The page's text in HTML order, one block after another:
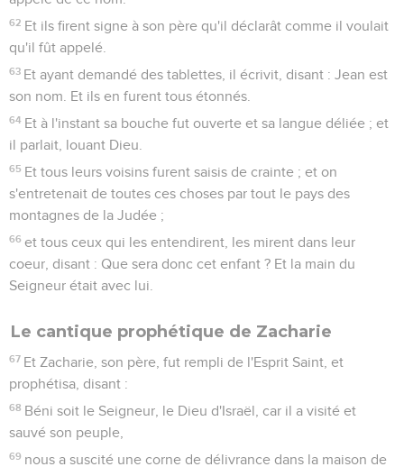
62 Et ils firent signe à son père qu'il déclarât comme il voulait
qu'il fût appelé.
63 Et ayant demandé des tablettes, il écrivit, disant : Jean est
son nom. Et ils en furent tous étonnés.
64 Et à l'instant sa bouche fut ouverte et sa langue déliée ; et
il parlait, louant Dieu.
65 Et tous leurs voisins furent saisis de crainte ; et on
s'entretenait de toutes ces choses par tout le pays des
montagnes de la Judée ;
66 et tous ceux qui les entendirent, les mirent dans leur
coeur, disant : Que sera donc cet enfant ? Et la main du
Seigneur était avec lui.
Le cantique prophétique de Zacharie
67 Et Zacharie, son père, fut rempli de l'Esprit Saint, et
prophétisa, disant :
68 Béni soit le Seigneur, le Dieu d'Israël, car il a visité et
sauvé son peuple,
69 nous a suscité une corne de délivrance dans la maison de